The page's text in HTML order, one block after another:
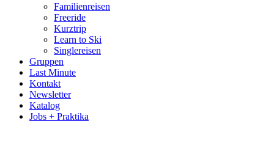
Familienreisen
Freeride
Kurztrip
Learn to Ski
Singlereisen
Gruppen
Last Minute
Kontakt
Newsletter
Katalog
Jobs + Praktika